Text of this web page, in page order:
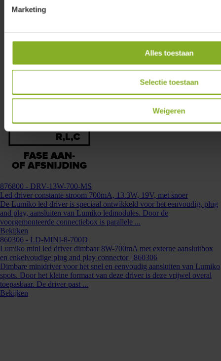
Marketing
Alles toestaan
Selectie toestaan
Weigeren
876800 - DRV-13W-700-MS
Led driver constante stroom 700mA, 13.3W, 19V, met snoer
De Lumiko led driver is speciaal ontwikkeld voor het eenvoudig, plug
and play, aansluiten van Lumiko ledmodules. Door de
voorgemonteerde connectiebox is parallele ...
Bekijken
860306 - LD-MINI-8-700D
Lumiko mini led driver dimbaar 8W-700mA met externe aansluitbox
en enkelvoudige plug and play connector | 860306
Dimbare minidriver voor het snel en eenvoudig aansluiten van Lumiko
spots. Door het kleine formaat van deze driver is deze vrijwel overal
toepasbaar. De driver past ...
Bekijken